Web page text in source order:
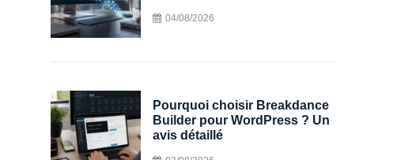
04/08/2026
Pourquoi choisir Breakdance
Builder pour WordPress ? Un
avis détaillé